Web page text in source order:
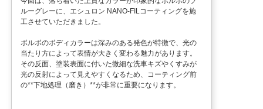
ルーグレーに、エシュロン NANO-FILコーティングを施
工させていただきました。
ボルボのボディカラーは深みのある発色が特徴で、光の
当たり方によって表情が大きく変わる魅力があります。
その反面、塗装表面に付いた微細な洗車キズやくすみが
光の反射によって見えやすくなるため、コーティング前
の**下地処理（磨き）**が非常に重要になります。